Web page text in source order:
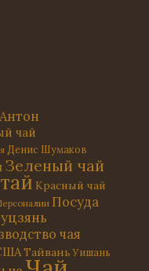
Антон
чай
Денис Шумаков
Зеленый чай
Красный чай
Посуда
чая
Тайвань Уишань